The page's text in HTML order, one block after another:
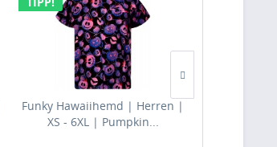
Funky Hawaiihemd | Herren |
XS - 6XL | Pumpkin...